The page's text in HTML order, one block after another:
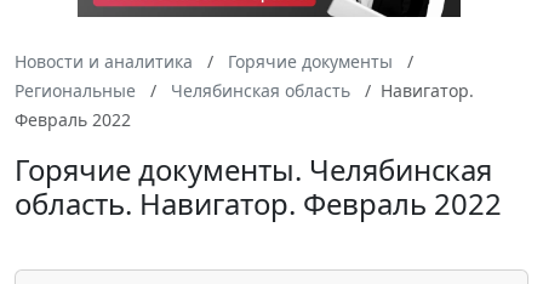
Новости и аналитика
Горячие документы
Региональные
Челябинская область
Навигатор.
Февраль 2022
Горячие документы. Челябинская
область. Навигатор. Февраль 2022